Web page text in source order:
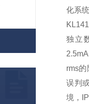
化系
独立
rms
误判
境，